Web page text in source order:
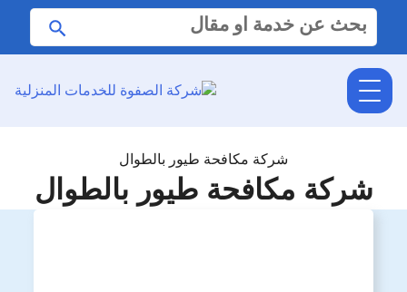
البحث
عن:
شركة مكافحة طيور بالطوال
شركة مكافحة طيور بالطوال